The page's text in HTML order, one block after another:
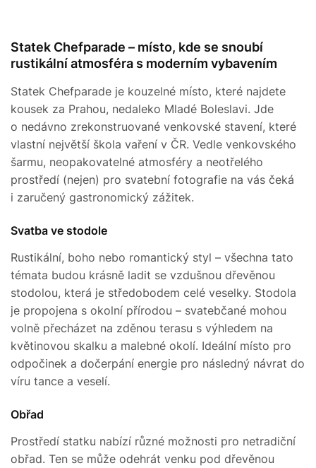
Statek Chefparade – místo, kde se snoubí
rustikální atmosféra s moderním vybavením
Statek Chefparade je kouzelné místo, které najdete
kousek za Prahou, nedaleko Mladé Boleslavi. Jde
o nedávno zrekonstruované venkovské stavení, které
vlastní největší škola vaření v ČR. Vedle venkovského
šarmu, neopakovatelné atmosféry a neotřelého
prostředí (nejen) pro svatební fotografie na vás čeká
i zaručený gastronomický zážitek.
Svatba ve stodole
Rustikální, boho nebo romantický styl – všechna tato
témata budou krásně ladit se vzdušnou dřevěnou
stodolou, která je středobodem celé veselky. Stodola
je propojena s okolní přírodou – svatebčané mohou
volně přecházet na zděnou terasu s výhledem na
květinovou skalku a malebné okolí. Ideální místo pro
odpočinek a dočerpání energie pro následný návrat do
víru tance a veselí.
Obřad
Prostředí statku nabízí různé možnosti pro netradiční
obřad. Ten se může odehrát venku pod dřevěnou